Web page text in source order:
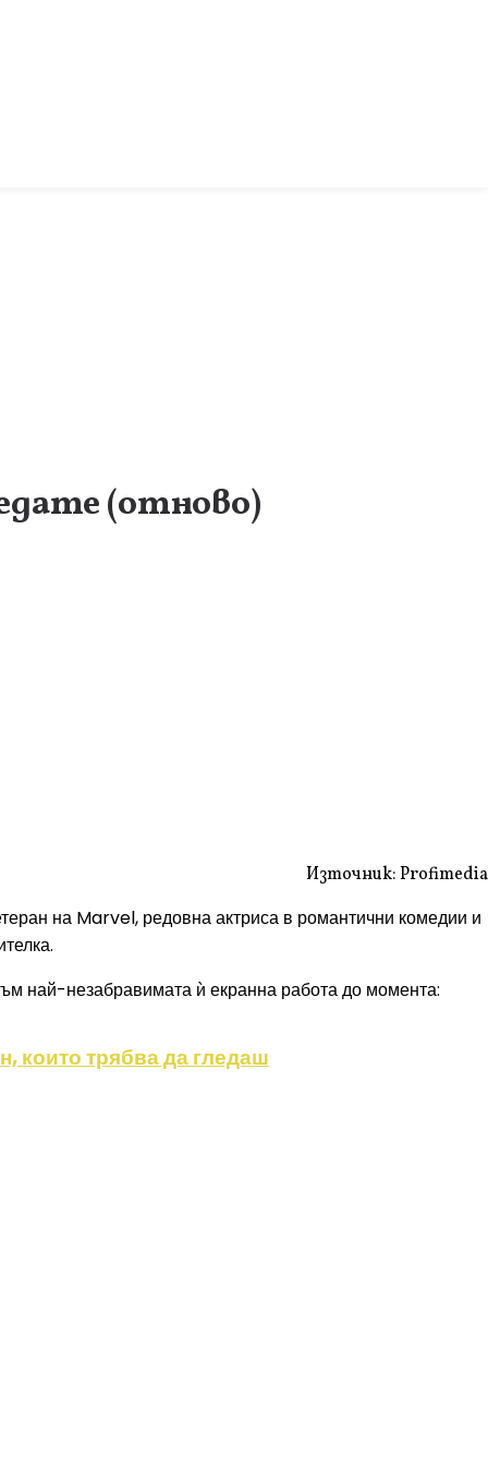
(отново)
Източник: Profimedia
на Marvel, редовна актриса в романтични комедии и
най-незабравимата ѝ екранна работа до момента:
които трябва да гледаш